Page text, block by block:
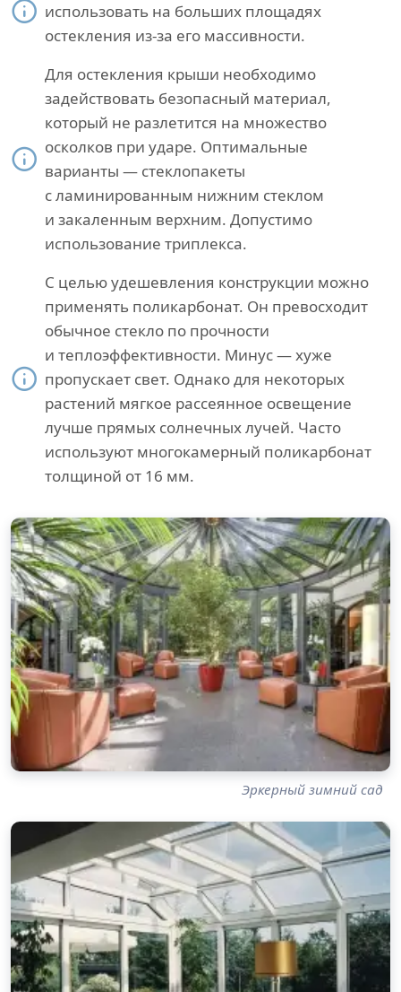
использовать на больших площадях
остекления из-за его массивности.
Для остекления крыши необходимо
задействовать безопасный материал,
который не разлетится на множество
осколков при ударе. Оптимальные
варианты — стеклопакеты
с ламинированным нижним стеклом
и закаленным верхним. Допустимо
использование триплекса.
С целью удешевления конструкции можно
применять поликарбонат. Он превосходит
обычное стекло по прочности
и теплоэффективности. Минус — хуже
пропускает свет. Однако для некоторых
растений мягкое рассеянное освещение
лучше прямых солнечных лучей. Часто
используют многокамерный поликарбонат
толщиной от 16 мм.
Эркерный зимний сад